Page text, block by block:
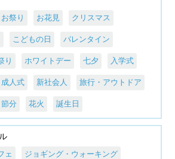
お祭り お花見 クリスマス
こどもの日 バレンタイン
り ホワイトデー 七夕 入学式
成人式 新社会人 旅行・アウトドア
節分 花火 誕生日
ェ ジョギング・ウォーキング